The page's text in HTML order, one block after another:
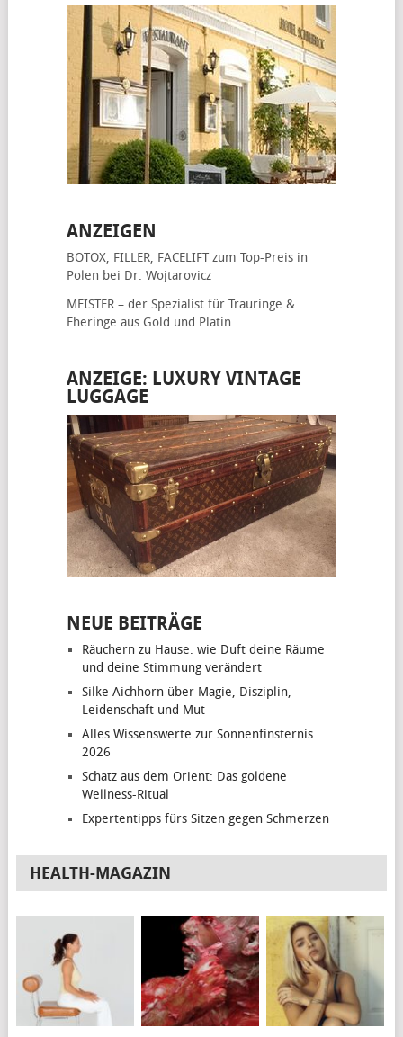
ANZEIGEN
BOTOX, FILLER, FACELIFTzum Top-Preis in
Polen bei Dr. Wojtarovicz
MEISTER – der Spezialist für Trauringe &
Eheringe aus Gold und Platin.
ANZEIGE: LUXURY VINTAGE
LUGGAGE
NEUE BEITRÄGE
Räuchern zu Hause: wie Duft deine Räume
und deine Stimmung verändert
Silke Aichhorn über Magie, Disziplin,
Leidenschaft und Mut
Alles Wissenswerte zur Sonnenfinsternis
2026
Schatz aus dem Orient: Das goldene
Wellness-Ritual
Expertentipps fürs Sitzen gegen Schmerzen
HEALTH-MAGAZIN